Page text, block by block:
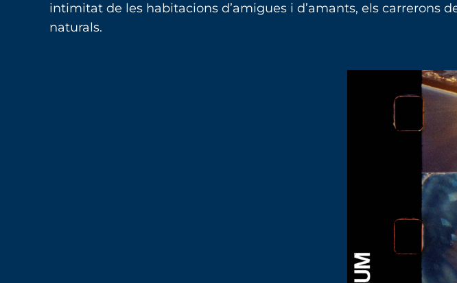
intimitat de les habitacions d’amigues i d’amants, els carrerons
naturals.